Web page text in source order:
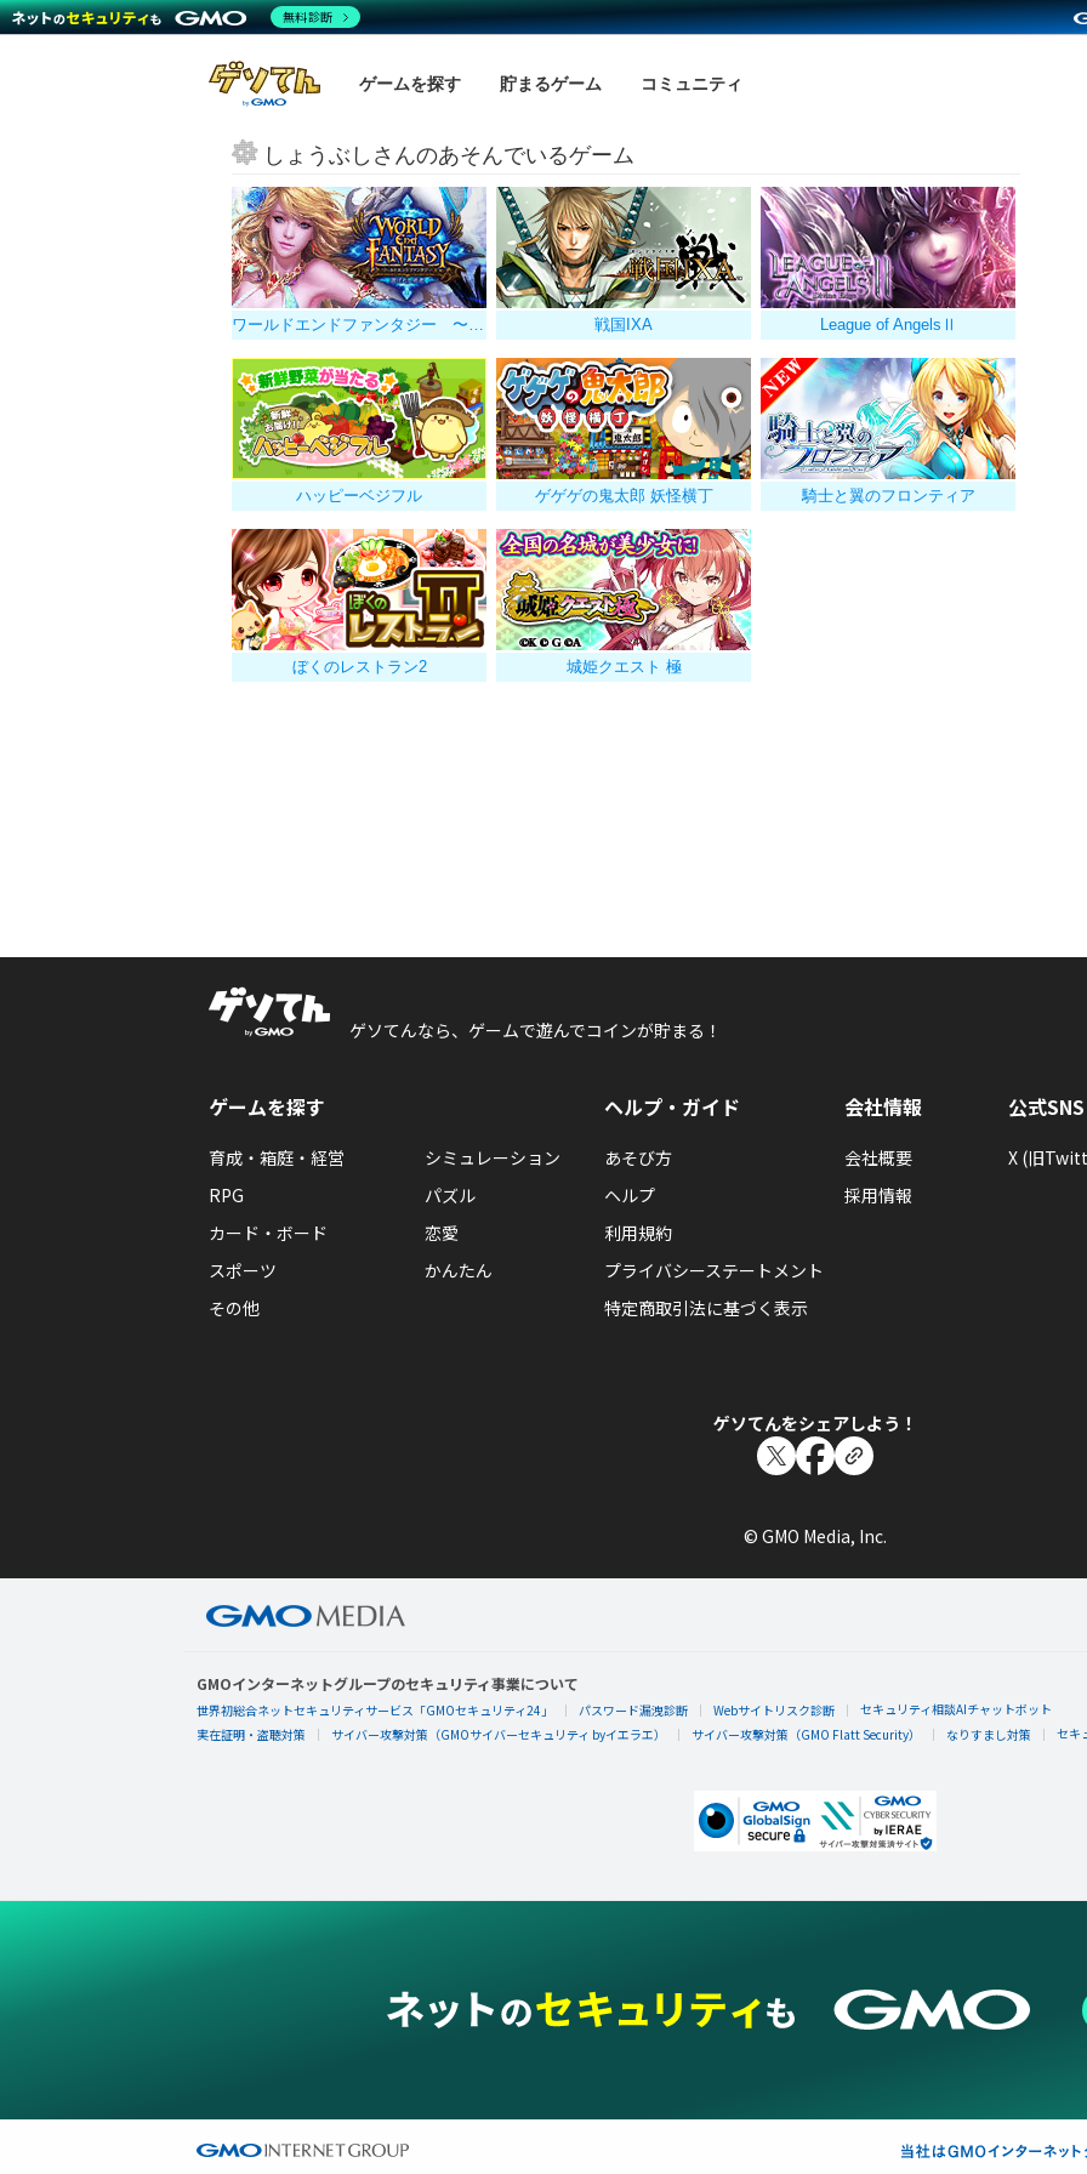
ゲームを探す 貯まるゲーム コミュニティ
しょうぶしさんのあそんでいるゲーム
ワールドエンドファンタジー 〜選ばれし勇者 戦国IXA League of AngelsⅡ
ハッピーベジフル ゲゲゲの鬼太郎 妖怪横丁 騎士と翼のフロンティア
ぼくのレストラン2 城姫クエスト 極
ゲソてんなら、ゲームで遊んでコインが貯まる！
ゲームを探す
育成・箱庭・経営
シミュレーション
RPG
パズル
カード・ボード
恋愛
スポーツ
かんたん
その他
ヘルプ・ガイド
あそび方
ヘルプ
利用規約
プライバシーステートメント
特定商取引法に基づく表示
会社情報
会社概要
採用情報
公式SNS
X (旧
ゲソてんをシェアしよう！
© GMO Media, Inc.
GMOインターネットグループのセキュリティ事業について
世界初総合ネットセキュリティサービス「GMOセキュリティ24」 パスワード漏洩診断 Webサイトリスク診断
セキュリティ相談AIチャットボット
実在証明・盗聴対策
サイバー攻撃対策（GMOサイバーセキュリティ byイエラエ） サイバー攻撃対策（GMO Flatt Security） なりすまし対策 セキ
無料診断